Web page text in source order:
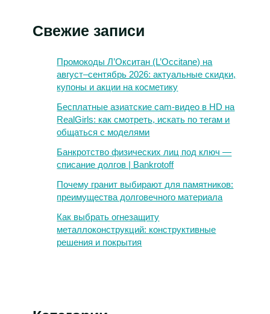
Свежие записи
Промокоды Л’Окситан (L’Occitane) на
август–сентябрь 2026: актуальные скидки,
купоны и акции на косметику
Бесплатные азиатские cam-видео в HD на
RealGirls: как смотреть, искать по тегам и
общаться с моделями
Банкротство физических лиц под ключ —
списание долгов | Bankrotoff
Почему гранит выбирают для памятников:
преимущества долговечного материала
Как выбрать огнезащиту
металлоконструкций: конструктивные
решения и покрытия